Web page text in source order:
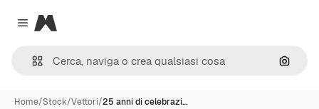
Close menu
Magnific
Cerca
Home/Stock/Vettori/25 anni di celebrazi…